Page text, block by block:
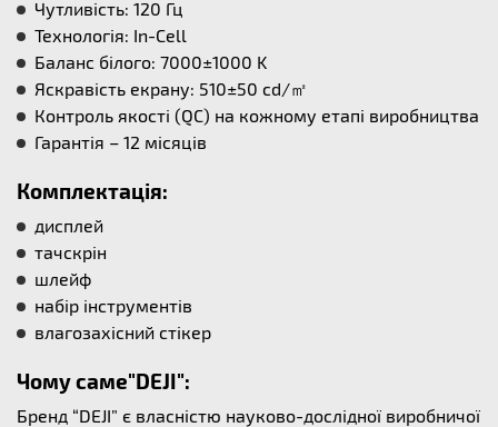
Чутливість: 120 Гц
Технологія: In-Cell
Баланс білого: 7000±1000 K
Яскравість екрану: 510±50 cd/㎡
Контроль якості (QC) на кожному етапі виробництва
Гарантія – 12 місяців
Комплектація:
дисплей
тачскрін
шлейф
набір інструментів
влагозахісний стікер
Чому саме"DEJI":
Бренд “DEJI” є власністю науково-дослідної виробничої